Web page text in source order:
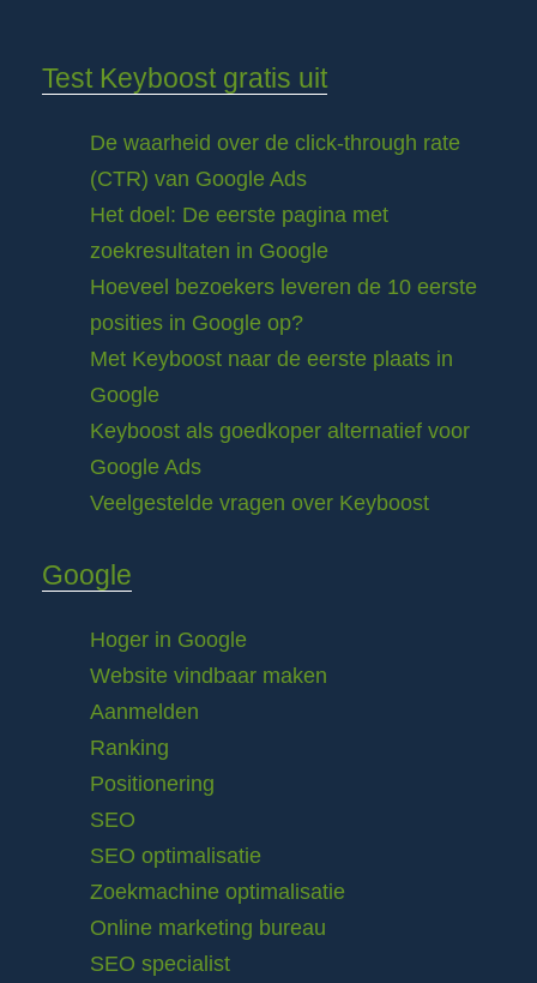
Test Keyboost gratis uit
De waarheid over de click-through rate
(CTR) van Google Ads
Het doel: De eerste pagina met
zoekresultaten in Google
Hoeveel bezoekers leveren de 10 eerste
posities in Google op?
Met Keyboost naar de eerste plaats in
Google
Keyboost als goedkoper alternatief voor
Google Ads
Veelgestelde vragen over Keyboost
Google
Hoger in Google
Website vindbaar maken
Aanmelden
Ranking
Positionering
SEO
SEO optimalisatie
Zoekmachine optimalisatie
Online marketing bureau
SEO specialist